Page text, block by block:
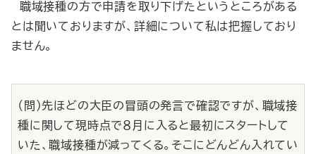
職域接種の方で申請を取り下げたというところがある
とは聞いておりますが、詳細について私は把握しており
ません。
（問）先ほどの大臣の冒頭の発言で確認ですが、職域接
種に関して現時点で８月に入ると最初にスタートして
いた、職域接種が減ってくる。そこにどんどん入れてい